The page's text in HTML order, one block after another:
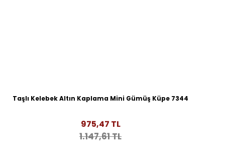
Taşlı Kelebek Altın Kaplama Mini Gümüş Küpe 7344
975,47 TL
1.147,61 TL